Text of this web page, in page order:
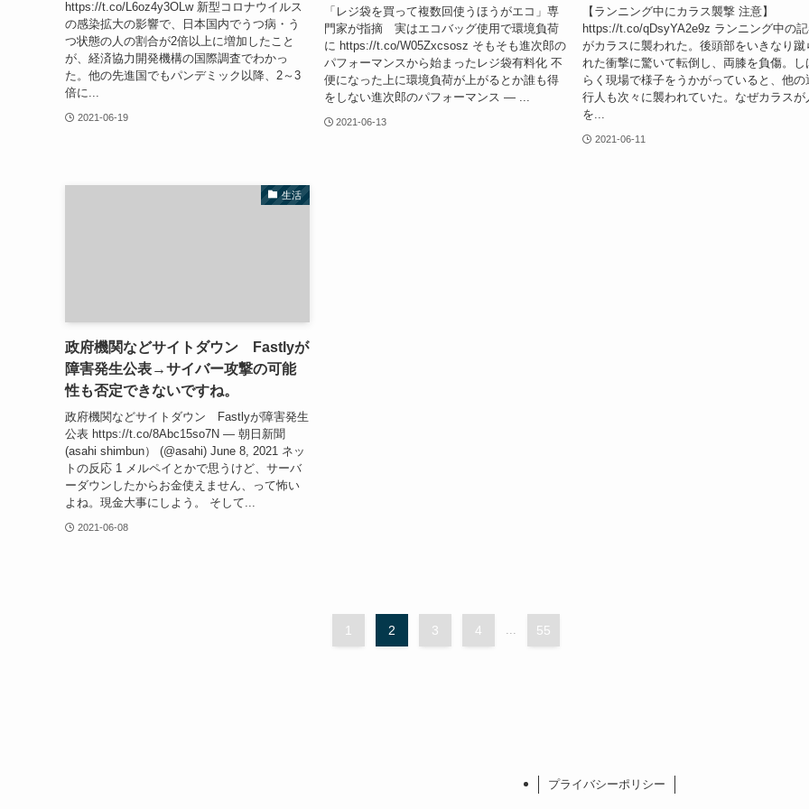
https://t.co/L6oz4y3OLw 新型コロナウイルス
の感染拡大の影響で、日本国内でうつ病・う
つ状態の人の割合が2倍以上に増加したこと
が、経済協力開発機構の国際調査でわかっ
た。他の先進国でもパンデミック以降、2～3
倍に...
2021-06-19
「レジ袋を買って複数回使うほうがエコ」専
門家が指摘 実はエコバッグ使用で環境負荷
に https://t.co/W05Zxcsosz そもそも進次郎の
パフォーマンスから始まったレジ袋有料化 不
便になった上に環境負荷が上がるとか誰も得
をしない進次郎のパフォーマンス — ...
2021-06-13
【ランニング中にカラス襲撃 注意】
https://t.co/qDsyYA2e9z ランニング中の
がカラスに襲われた。後頭部をいきなり蹴
れた衝撃に驚いて転倒し、両膝を負傷。し
らく現場で様子をうかがっていると、他の
行人も次々に襲われていた。なぜカラスが
を...
2021-06-11
生活
政府機関などサイトダウン Fastlyが
障害発生公表→サイバー攻撃の可能
性も否定できないですね。
政府機関などサイトダウン Fastlyが障害発生
公表 https://t.co/8Abc15so7N — 朝日新聞
(asahi shimbun） (@asahi) June 8, 2021 ネッ
トの反応 1 メルペイとかで思うけど、サーバ
ーダウンしたからお金使えません、って怖い
よね。現金大事にしよう。 そして...
2021-06-08
1 2 3 4 55
プライバシーポリシー